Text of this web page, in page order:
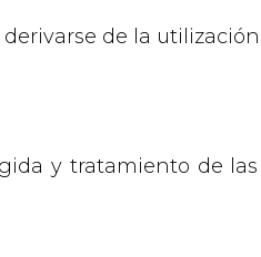
de la
y tratamiento de